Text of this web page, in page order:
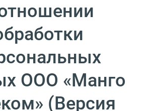
ООО «Манго
(Версия